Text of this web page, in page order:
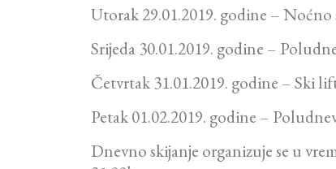
Utorak 29.01.2019. godine – Noćno
Srijeda 30.01.2019. godine –
Četvrtak 31.01.2019. godine – Ski
Petak 01.02.2019. godine –
Dnevno skijanje organizuje se u